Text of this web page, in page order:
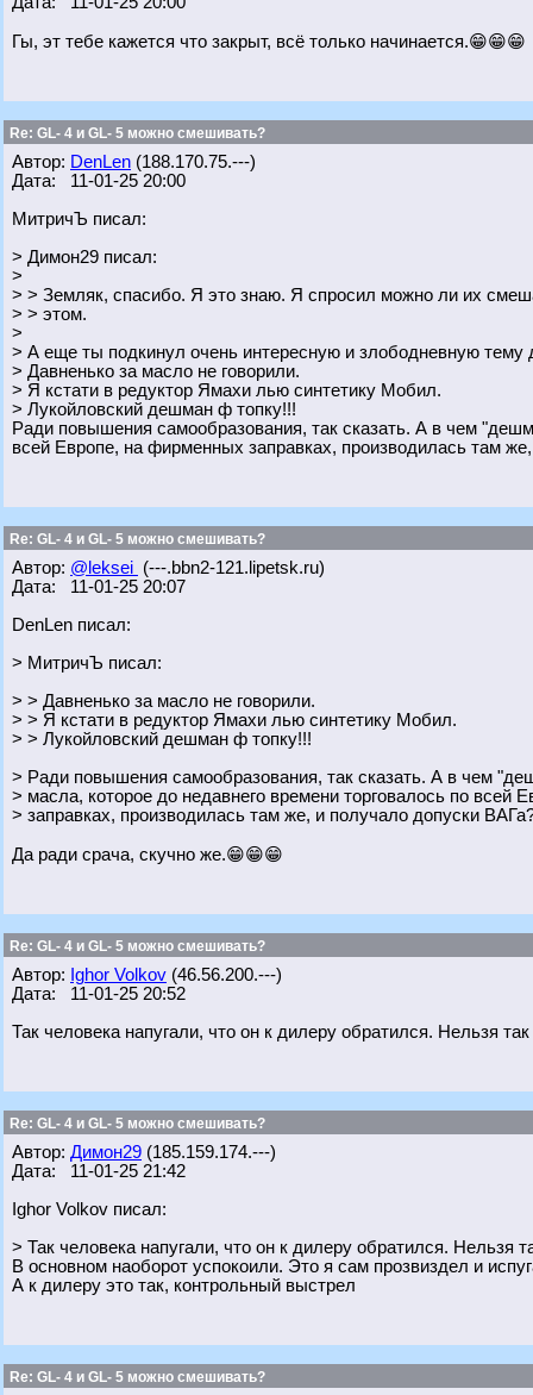
Гы, эт тебе кажется что закрыт, всё только начинается.😁😁😁
Re: GL- 4 и GL- 5 можно смешивать?
Автор: DenLen (188.170.75.---)
Дата: 11-01-25 20:00
МитричЪ писал:
> Димон29 писал:
>
> > Земляк, спасибо. Я это знаю. Я спросил можно ли их
> > этом.
>
> А еще ты подкинул очень интересную и злободневную тему
> Давненько за масло не говорили.
> Я кстати в редуктор Ямахи лью синтетику Мобил.
> Лукойловский дешман ф топку!!!
Ради повышения самообразования, так сказать. А в чем
всей Европе, на фирменных заправках, производилась там
Re: GL- 4 и GL- 5 можно смешивать?
Автор: @leksei (---.bbn2-121.lipetsk.ru)
Дата: 11-01-25 20:07
DenLen писал:
> МитричЪ писал:
> > Давненько за масло не говорили.
> > Я кстати в редуктор Ямахи лью синтетику Мобил.
> > Лукойловский дешман ф топку!!!
> Ради повышения самообразования, так сказать. А в чем
> масла, которое до недавнего времени торговалось по всей
> заправках, производилась там же, и получало допуски
Да ради срача, скучно же.😁😁😁
Re: GL- 4 и GL- 5 можно смешивать?
Автор: Ighor Volkov (46.56.200.---)
Дата: 11-01-25 20:52
Так человека напугали, что он к дилеру обратился. Нельзя
Re: GL- 4 и GL- 5 можно смешивать?
Автор: Димон29 (185.159.174.---)
Дата: 11-01-25 21:42
Ighor Volkov писал:
> Так человека напугали, что он к дилеру обратился. Нельзя
В основном наоборот успокоили. Это я сам прозвиздел и
А к дилеру это так, контрольный выстрел
Re: GL- 4 и GL- 5 можно смешивать?